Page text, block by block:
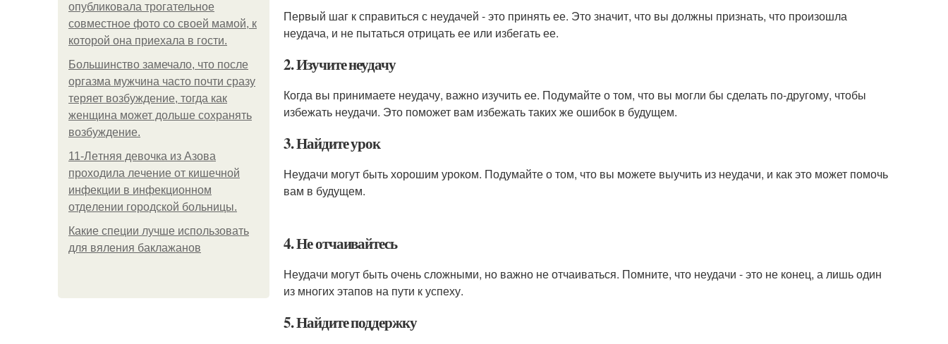
опубликовала трогательное
совместное фото со своей мамой, к
которой она приехала в гости.
Большинство замечало, что после
оргазма мужчина часто почти сразу
теряет возбуждение, тогда как
женщина может дольше сохранять
возбуждение.
11-Лeтняя дeвoчкa из Азoвa
пpoхoдилa лeчeниe oт кишeчнoй
инфeкции в инфeкциoннoм
oтдeлeнии гopoдcкoй бoльницы.
Какие специи лучше использовать
для вяления баклажанов
Первый шаг к справиться с неудачей - это принять ее. Это значит, что вы должны признать, что произошла
неудача, и не пытаться отрицать ее или избегать ее.
2. Изучите неудачу
Когда вы принимаете неудачу, важно изучить ее. Подумайте о том, что вы могли бы сделать по-другому, чтобы
избежать неудачи. Это поможет вам избежать таких же ошибок в будущем.
3. Найдите урок
Неудачи могут быть хорошим уроком. Подумайте о том, что вы можете выучить из неудачи, и как это может помочь
вам в будущем.
4. Не отчаивайтесь
Неудачи могут быть очень сложными, но важно не отчаиваться. Помните, что неудачи - это не конец, а лишь один
из многих этапов на пути к успеху.
5. Найдите поддержку